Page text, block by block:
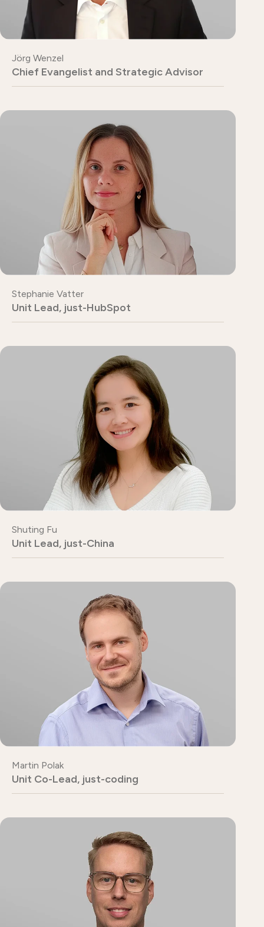
Jörg Wenzel
Chief Evangelist and Strategic Advisor
Stephanie Vatter
Unit Lead, just-HubSpot
Shuting Fu
Unit Lead, just-China
Martin Polak
Unit Co-Lead, just-coding